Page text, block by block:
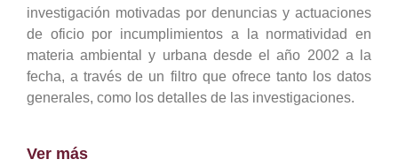
investigación motivadas por denuncias y actuaciones
de oficio por incumplimientos a la normatividad en
materia ambiental y urbana desde el año 2002 a la
fecha, a través de un filtro que ofrece tanto los datos
generales, como los detalles de las investigaciones.
Ver más